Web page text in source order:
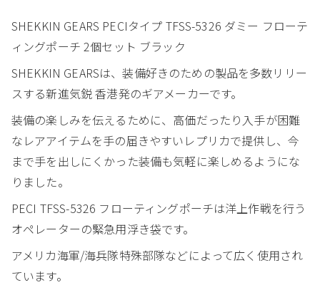
SHEKKIN GEARS PECIタイプ TFSS-5326 ダミー フローテ
ィングポーチ 2個セット ブラック
SHEKKIN GEARSは、装備好きのための製品を多数リリー
スする新進気鋭 香港発のギアメーカーです。
装備の楽しみを伝えるために、高価だったり入手が困難
なレアアイテムを手の届きやすいレプリカで提供し、今
まで手を出しにくかった装備も気軽に楽しめるようにな
りました。
PECI TFSS-5326 フローティングポーチは洋上作戦を行う
オペレーターの緊急用浮き袋です。
アメリカ海軍/海兵隊特殊部隊などによって広く使用され
ています。